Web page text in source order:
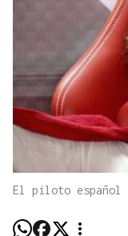
El piloto español